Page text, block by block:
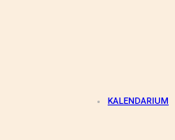
KALENDARIUM